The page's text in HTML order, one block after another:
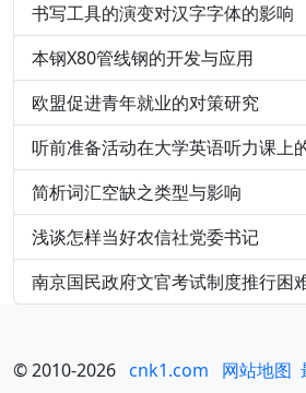
书写工具的演变对汉字字体的影响
本钢X80管线钢的开发与应用
欧盟促进青年就业的对策研究
听前准备活动在大学英语听力课上
简析词汇空缺之类型与影响
浅谈怎样当好农信社党委书记
南京国民政府文官考试制度推行困
© 2010-2026 cnk1.com 网站地图